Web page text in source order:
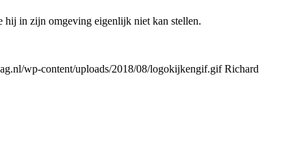
in zijn omgeving eigenlijk niet kan stellen.
wp-content/uploads/2018/08/logokijkengif.gif Richard